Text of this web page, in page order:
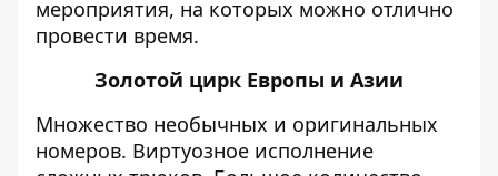
мероприятия, на которых можно отлично
провести время.
Золотой цирк Европы и Азии
Множество необычных и оригинальных
номеров. Виртуозное исполнение